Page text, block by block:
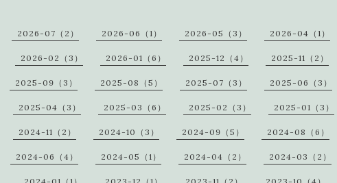
2026-07（2） 2026-06（1） 2026-05（3） 2026-04（1）
2026-02（3） 2026-01（6） 2025-12（4） 2025-11（2）
2025-09（3） 2025-08（5） 2025-07（3） 2025-06（3）
2025-04（3） 2025-03（6） 2025-02（3） 2025-01（3）
2024-11（2） 2024-10（3） 2024-09（5） 2024-08（6）
2024-06（4） 2024-05（1） 2024-04（2） 2024-03（2）